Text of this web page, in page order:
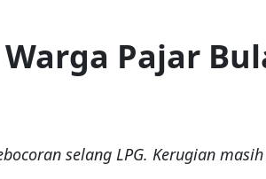
Pajar
selang LPG. Kerugian